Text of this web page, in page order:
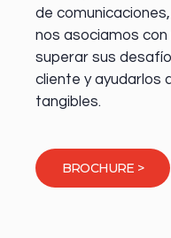
de
nos asociamos
superar sus
cliente y ayudarlos
tangibles.
BROCHURE >